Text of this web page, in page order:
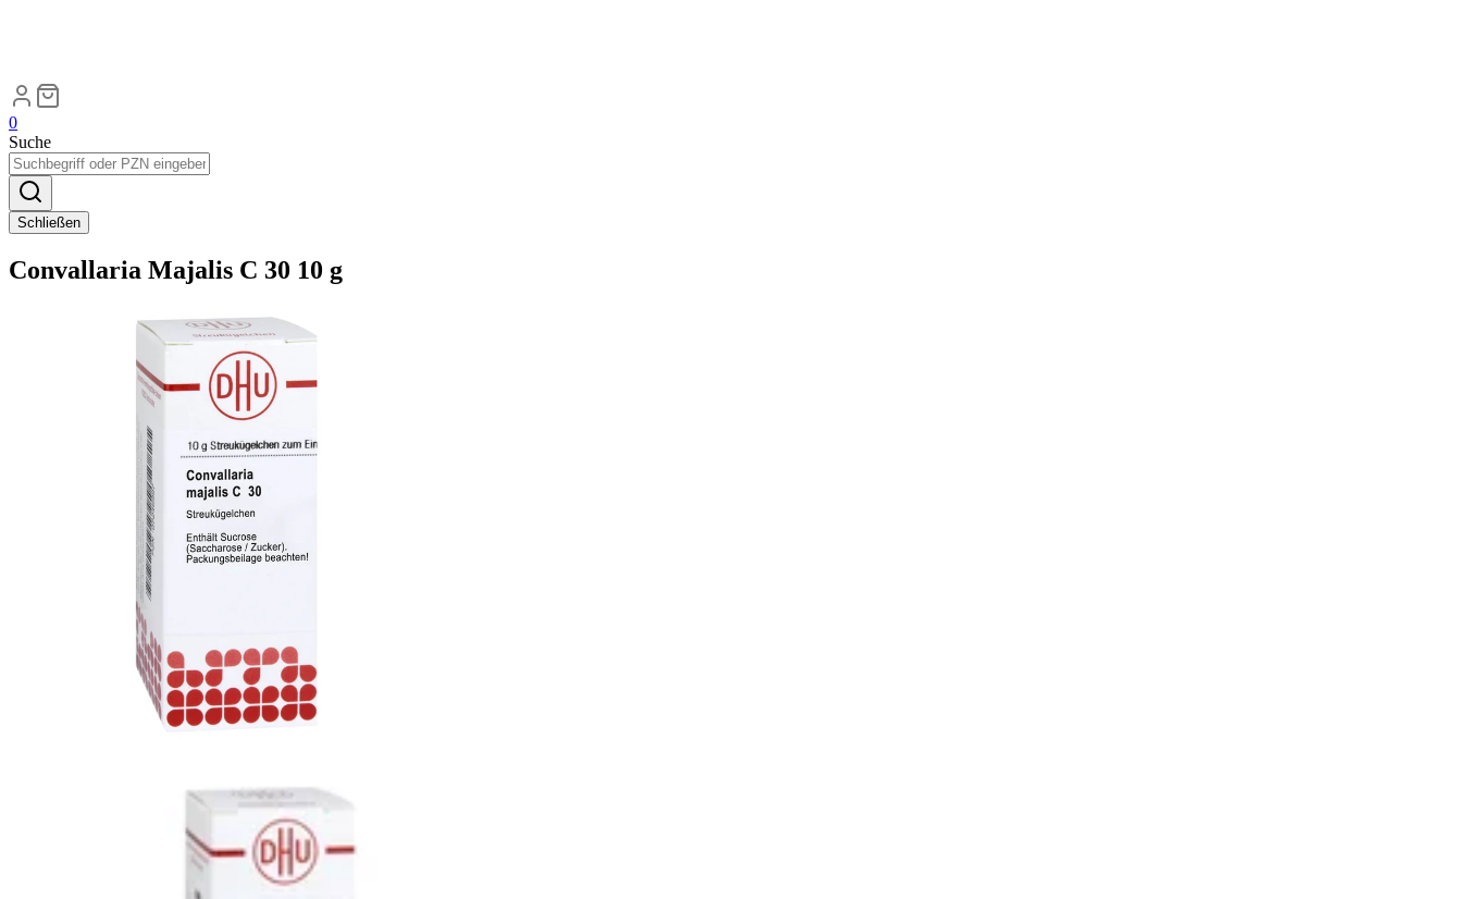
0
Suche
Schließen
Convallaria Majalis C 30 10 g